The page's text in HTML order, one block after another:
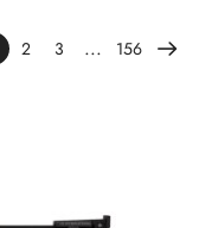
2 3 ... 156